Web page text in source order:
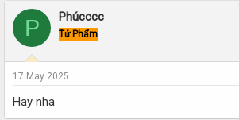
P Phúcccc
Tứ Phẩm
17 May 2025
Hay nha